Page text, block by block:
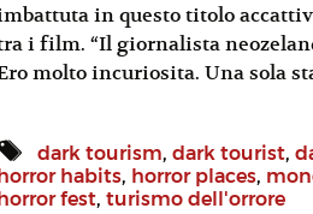
in questo titolo
i film. “Il giornalista
molto incuriosita. Una sola
dark tourism, dark tourist,
habits, horror places,
fest, turismo dell'orrore